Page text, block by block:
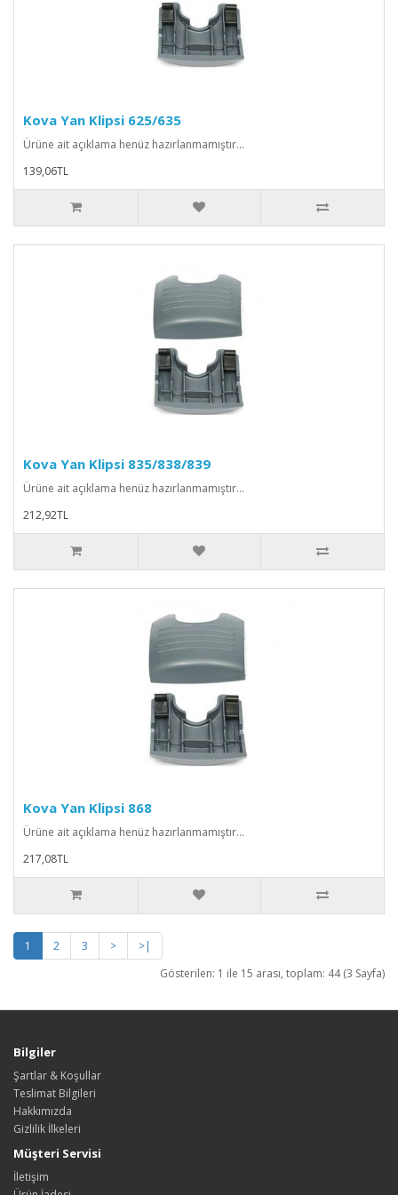
Kova Yan Klipsi 625/635
Ürüne ait açıklama henüz hazırlanmamıştır...
139,06TL
Kova Yan Klipsi 835/838/839
Ürüne ait açıklama henüz hazırlanmamıştır...
212,92TL
Kova Yan Klipsi 868
Ürüne ait açıklama henüz hazırlanmamıştır...
217,08TL
1 2 3 >
>|
Gösterilen: 1 ile 15 arası, toplam: 44 (3 Sayfa)
Bilgiler
Şartlar & Koşullar
Teslimat Bilgileri
Hakkımızda
Gizlilik İlkeleri
Müşteri Servisi
İletişim